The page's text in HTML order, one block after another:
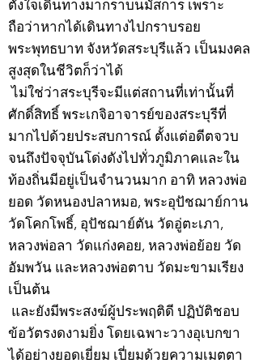
ตั้งใจเดินทางมากราบนมัสการ เพราะ
ถือว่าหากได้เดินทางไปกราบรอย
พระพุทธบาท จังหวัดสระบุรีแล้ว เป็นมงคล
สูงสุดในชีวิตก็ว่าได้
ไม่ใช่ว่าสระบุรีจะมีแต่สถานที่เท่านั้นที่
ศักดิ์สิทธิ์ พระเกจิอาจารย์ของสระบุรีที่
มากไปด้วยประสบการณ์ ตั้งแต่อดีตจวบ
จนถึงปัจจุบันโด่งดังไปทั่วภูมิภาคและใน
ท้องถิ่นมีอยู่เป็นจำนวนมาก อาทิ หลวงพ่อ
ยอด วัดหนองปลาหมอ, พระอุปัชฌาย์กาน
วัดโคกโพธิ์, อุปัชฌาย์ตัน วัดอู่ตะเภา,
หลวงพ่อลา วัดแก่งคอย, หลวงพ่อย้อย วัด
อัมพวัน และหลวงพ่อตาบ วัดมะขามเรียง
เป็นต้น
และยังมีพระสงฆ์ผู้ประพฤติดี ปฏิบัติชอบ
ข้อวัตรงดงามยิ่ง โดยเฉพาะวางอุเบกขา
ได้อย่างยอดเยี่ยม เปี่ยมด้วยความเมตตา